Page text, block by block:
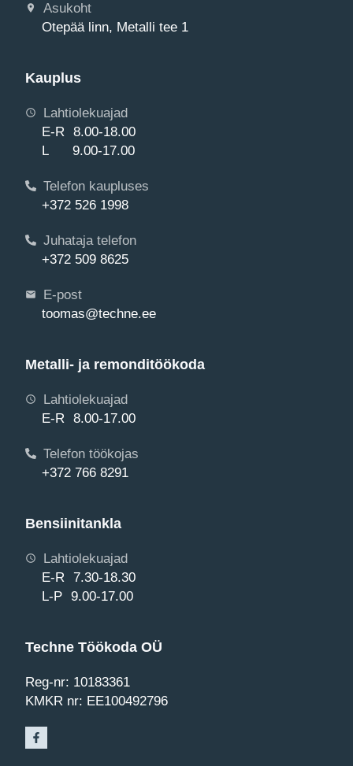
Asukoht
Otepää linn, Metalli tee 1
Kauplus
Lahtiolekuajad
E-R 8.00-18.00
L 9.00-17.00
Telefon kaupluses
+372 526 1998
Juhataja telefon
+372 509 8625
E-post
toomas@techne.ee
Metalli- ja remonditöökoda
Lahtiolekuajad
E-R 8.00-17.00
Telefon töökojas
+372 766 8291
Bensiinitankla
Lahtiolekuajad
E-R 7.30-18.30
L-P 9.00-17.00
Techne Töökoda OÜ
Reg-nr: 10183361
KMKR nr: EE100492796